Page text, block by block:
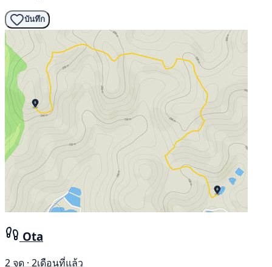
บันทึก
Ota
2 จุด · 2เดือนที่แล้ว